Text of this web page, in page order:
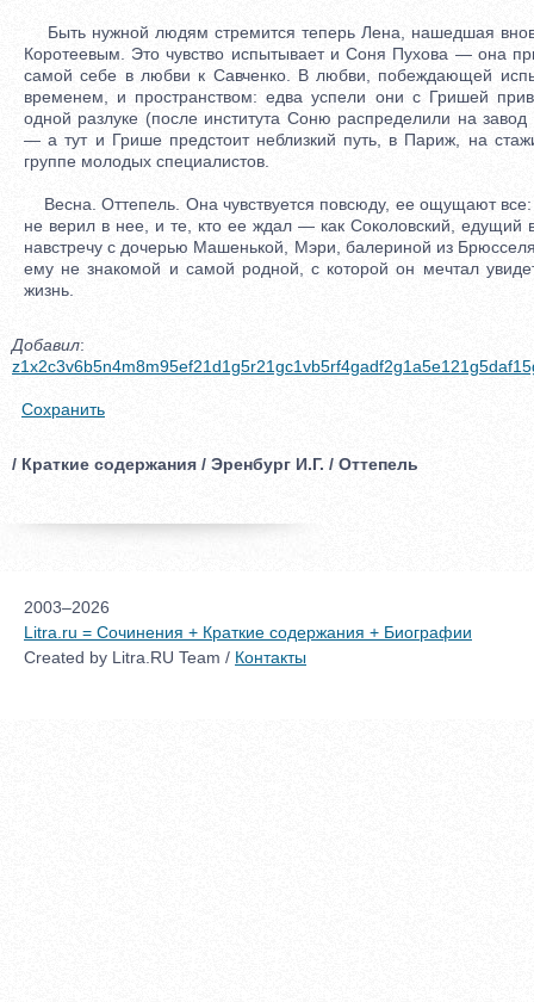
Быть нужной людям стремится теперь Лена, нашедшая
Коротеевым. Это чувство испытывает и Соня Пухова — она
самой себе в любви к Савченко. В любви, побеждающей
временем, и пространством: едва успели они с Гришей
одной разлуке (после института Соню распределили на завод
— а тут и Грише предстоит неблизкий путь, в Париж, на
группе молодых специалистов.
Весна. Оттепель. Она чувствуется повсюду, ее ощущают все:
не верил в нее, и те, кто ее ждал — как Соколовский, едущий
навстречу с дочерью Машенькой, Мэри, балериной из
ему не знакомой и самой родной, с которой он мечтал
жизнь.
Добавил:
Сохранить
/ Краткие содержания / Эренбург И.Г. / Оттепель
2003–2026
Litra.ru = Сочинения + Краткие содержания + Биографии
Created by Litra.RU Team / Контакты